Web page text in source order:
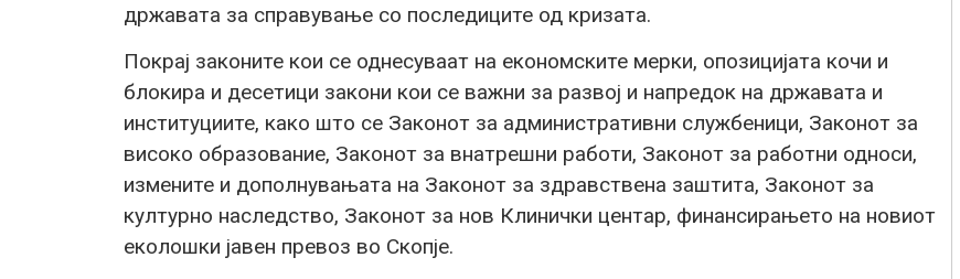
државата за справување со последиците од кризата.
Покрај законите кои се однесуваат на економските мерки, опозицијата кочи и
блокира и десетици закони кои се важни за развој и напредок на државата и
институциите, како што се Законот за административни службеници, Законот за
високо образование, Законот за внатрешни работи, Законот за работни односи,
измените и дополнувањата на Законот за здравствена заштита, Законот за
културно наследство, Законот за нов Клинички центар, финансирањето на новиот
еколошки јавен превоз во Скопје.